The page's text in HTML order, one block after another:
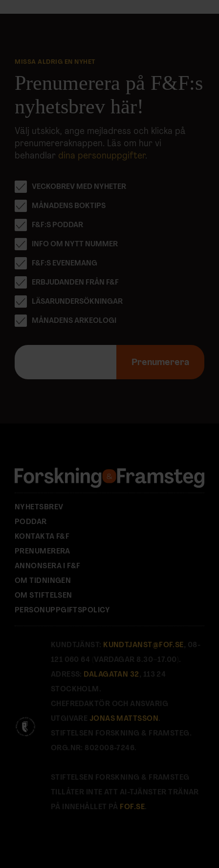
MISSA ALDRIG EN NYHET
Prenumerera på F&F:s
nyhetsbrev här!
Välj utskick, ange mejladress och klicka på
prenumereraknappen. Läs om hur vi
behandlar dina personuppgifter.
VECKOBREV MED NYHETER
MÅNADENS BOKTIPS
F&F:S PODDAR
INFO OM NYTT NUMMER
F&F:S EVENEMANG
ERBJUDANDEN FRÅN F&F
LÄSARUNDERSÖKNINGAR
MÅNADENS ARKEOLOGI
E
p
s
:
Prenumerera
NYHETSBREV
PODDAR
KONTAKTA F&F
PRENUMERERA
ANNONSERA I F&F
OM TIDNINGEN
OM STIFTELSEN
PERSONUPPGIFTSPOLICY
KUNDTJÄNST: KUNDTJANST@FOF.SE , 08-
121 060 64 (VARDAGAR 8.30–17.00).
ADRESS: DALAGATAN 32 , 113 24
STOCKHOLM.
CHEFREDAKTÖR OCH ANSVARIG
UTGIVARE JONAS MATTSSON.
STIFTELSEN FORSKNING & FRAMSTEG.
ORG.NR: 802008-7246.
STIFTELSEN FORSKNING & FRAMSTEG
TILLÅTER INTE ATT AI-TJÄNSTER TRÄNAR
PÅ INNEHÅLLET PÅ FOF.SE.